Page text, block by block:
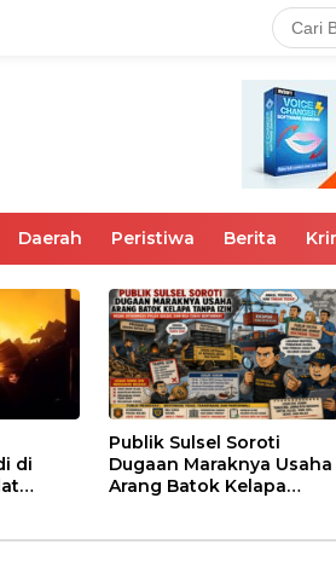
Daerah Peristiwa Berita
di
Publik Sulsel Soroti
Dugaan Maraknya Usaha
Arang Batok Kelapa